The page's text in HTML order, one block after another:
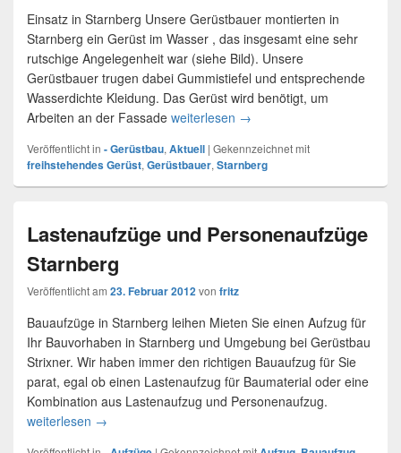
Einsatz in Starnberg Unsere Gerüstbauer montierten in
Starnberg ein Gerüst im Wasser , das insgesamt eine sehr
rutschige Angelegenheit war (siehe Bild). Unsere
Gerüstbauer trugen dabei Gummistiefel und entsprechende
Wasserdichte Kleidung. Das Gerüst wird benötigt, um
Arbeiten an der Fassade weiterlesen Gerüstbau Starnberg
→
Veröffentlicht in - Gerüstbau, Aktuell | Gekennzeichnet mit
freihstehendes Gerüst, Gerüstbauer, Starnberg
Lastenaufzüge und Personenaufzüge
Starnberg
Veröffentlicht am 23. Februar 2012von fritz
Bauaufzüge in Starnberg leihen Mieten Sie einen Aufzug für
Ihr Bauvorhaben in Starnberg und Umgebung bei Gerüstbau
Strixner. Wir haben immer den richtigen Bauaufzug für Sie
parat, egal ob einen Lastenaufzug für Baumaterial oder eine
Kombination aus Lastenaufzug und Personenaufzug.
weiterlesen Lastenaufzüge und Personenaufzüge Starnberg
→